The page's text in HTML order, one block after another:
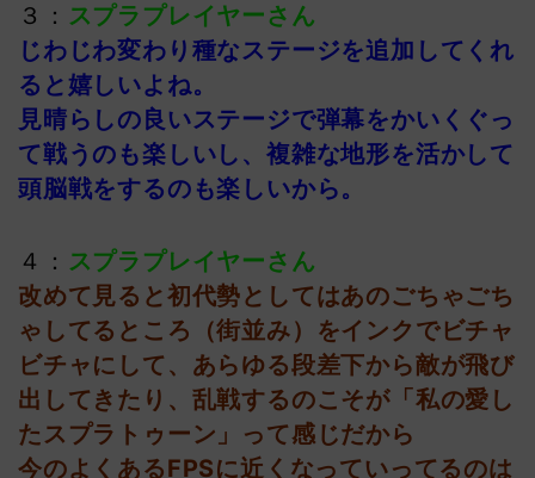
３： スプラプレイヤーさん
じわじわ変わり種なステージを追加してくれ
ると嬉しいよね。
見晴らしの良いステージで弾幕をかいくぐっ
て戦うのも楽しいし、複雑な地形を活かして
頭脳戦をするのも楽しいから。
４： スプラプレイヤーさん
改めて見ると初代勢としてはあのごちゃごち
ゃしてるところ（街並み）をインクでビチャ
ビチャにして、あらゆる段差下から敵が飛び
出してきたり、乱戦するのこそが「私の愛し
たスプラトゥーン」って感じだから
今のよくあるFPSに近くなっていってるのは